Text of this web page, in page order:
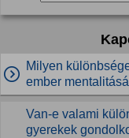
Milyen
ember
Van-e valami
gyerekek